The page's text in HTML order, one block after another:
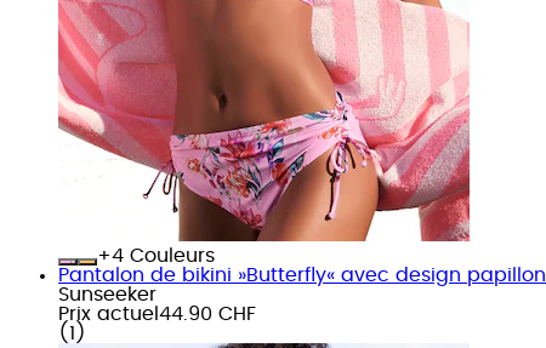
+
Couleurs
Pantalon de bikini »Butterfly« avec design papillon
Sunseeker
Prix actuel 44.90 CHF
( 1 )